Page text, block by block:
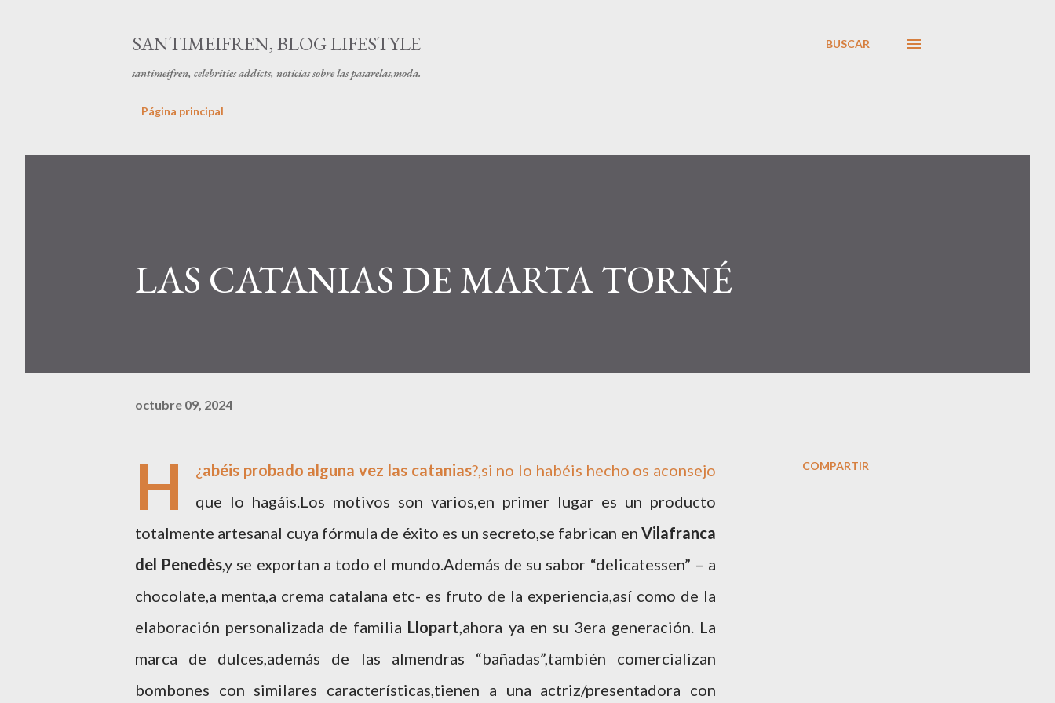
SANTIMEIFREN, BLOG LIFESTYLE
santimeifren, celebrities addicts, noticias sobre las pasarelas,moda.
BUSCAR
Página principal
LAS CATANIAS DE MARTA TORNÉ
octubre 09, 2024
¿
H abéis probado alguna vez las catanias?,si no lo habéis hecho os aconsejo
que lo hagáis.Los motivos son varios,en primer lugar es un producto
totalmente artesanal cuya fórmula de éxito es un secreto,se fabrican en Vilafranca
del Penedès,y se exportan a todo el mundo.Además de su sabor “delicatessen” – a
chocolate,a menta,a crema catalana etc- es fruto de la experiencia,así como de la
elaboración personalizada de familia Llopart,ahora ya en su 3era generación. La
marca de dulces,además de las almendras “bañadas”,también comercializan
bombones con similares características,tienen a una actriz/presentadora con
COMPARTIR